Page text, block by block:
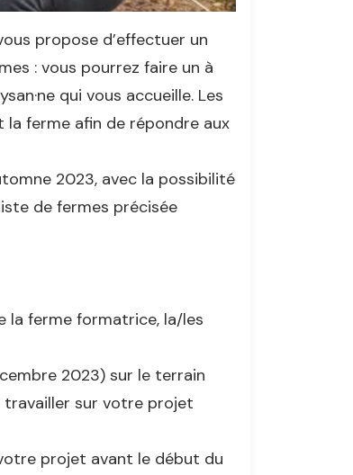
propose d’effectuer un
: vous pourrez faire un à
qui vous accueille. Les
ferme afin de répondre aux
2023, avec la possibilité
de fermes précisée
la ferme formatrice, la/les
2023) sur le terrain
travailler sur votre projet
projet avant le début du